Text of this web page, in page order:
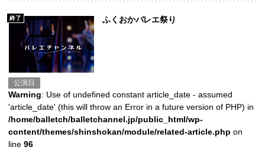
終了 ふくおかバレエ祭り
公演日
Warning: Use of undefined constant article_date - assumed
'article_date' (this will throw an Error in a future version of PHP) in
/home/balletch/balletchannel.jp/public_html/wp-
content/themes/shinshokan/module/related-article.php on
line 96